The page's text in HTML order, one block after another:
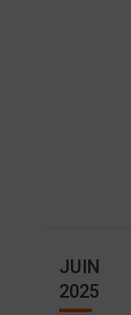
JUIN
2025